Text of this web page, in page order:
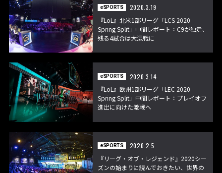
eSPORTS
2020.3.19
『LoL』北米1部リーグ「LCS 2020
Spring Split」中間レポート：C9が独走、
残る4試合は大混戦に
eSPORTS
2020.3.14
『LoL』欧州1部リーグ「LEC 2020
Spring Split」中間レポート：プレイオフ
進出に向けた激戦へ
eSPORTS
2020.2.5
『リーグ・オブ・レジェンド』2020シー
ズンの始まりに読んでおきたい、世界の